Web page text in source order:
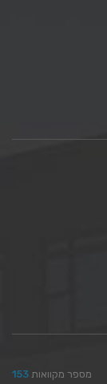
153 מספר מקוואות